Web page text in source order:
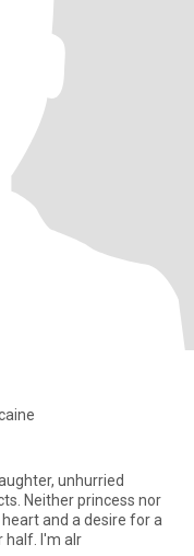
unhurried
and a desire for a
half. I'm alr